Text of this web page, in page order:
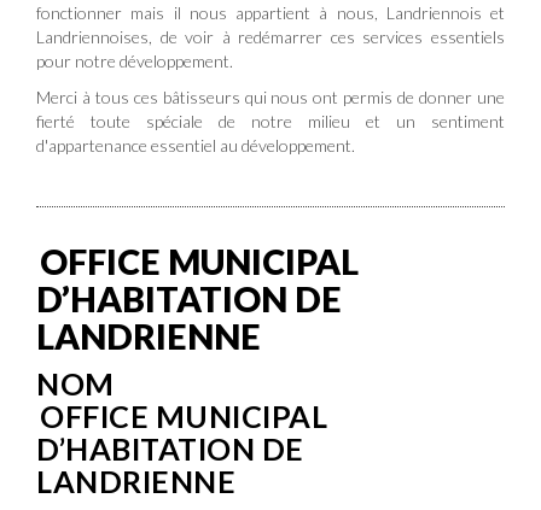
fonctionner mais il nous appartient à nous, Landriennois et
Landriennoises, de voir à redémarrer ces services essentiels
pour notre développement.
Merci à tous ces bâtisseurs qui nous ont permis de donner une
fierté toute spéciale de notre milieu et un sentiment
d'appartenance essentiel au développement.
OFFICE MUNICIPAL
D’HABITATION DE
LANDRIENNE
NOM
OFFICE MUNICIPAL
D’HABITATION DE
LANDRIENNE